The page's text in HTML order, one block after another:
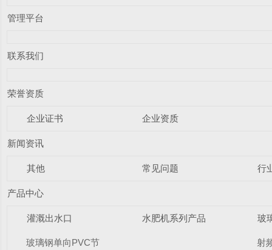
管理平台
联系我们
荣誉资质
企业证书 企业资质
新闻资讯
其他 常见问题 行
产品中心
灌溉出水口
玻璃钢单向PVC节
水肥机系列产品 玻
射